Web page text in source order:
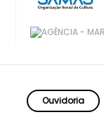
Ouvidoria